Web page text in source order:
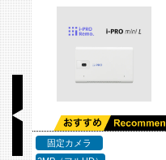
固定カメラ